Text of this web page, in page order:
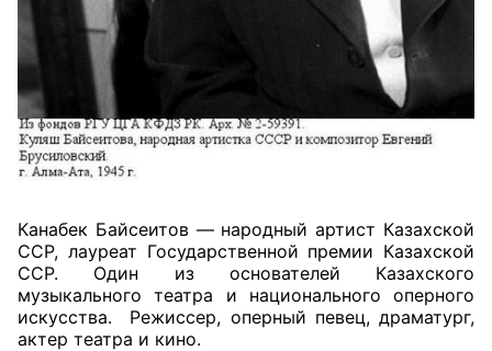
Канабек Байсеитов — народный артист Казахской
ССР, лауреат Государственной премии Казахской
ССР. Один из основателей Казахского
музыкального театра и национального оперного
искусства.
Режиссер, оперный певец, драматург,
актер театра и кино.